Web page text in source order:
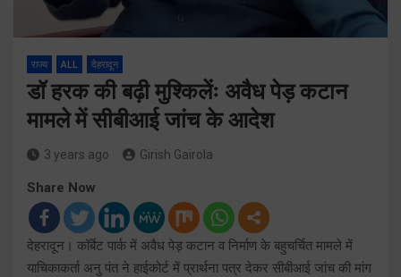
राज्य ALL देहरादून
डॉ हरक की बढ़ी मुश्किलेंः अवैध पेड़ कटान
मामले में सीबीआई जांच के आदेश
3 years ago Girish Gairola
Share Now
देहरादून। कॉर्बेट पार्क में अवैध पेड़ कटान व निर्माण के बहुचर्चित मामले में
याचिकाकर्ता अनु पंत ने हाईकोर्ट में प्रार्थना पत्र देकर सीबीआई जांच की मांग